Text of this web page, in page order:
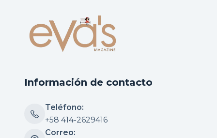
Información de contacto
Teléfono:
+58 414-2629416
Correo: